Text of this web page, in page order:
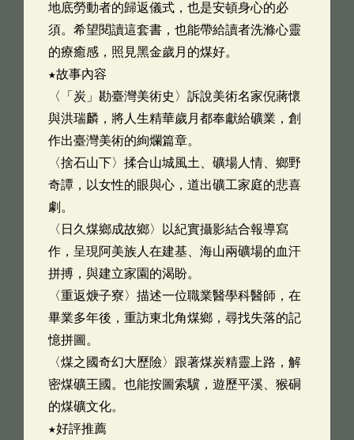
地底勞動者的歸返儀式，也是安頓身心的必
須。希望閱讀這套書，也能帶給讀者洗滌心靈
的療癒感，照見黑金歲月的煤好。
★故事內容
〈「炭」勘臺灣美術史〉訴說美術名家倪蔣懷
與洪瑞麟，將人生精華歲月都奉獻給礦業，創
作出臺灣美術的絢爛篇章。
〈捨石山下〉揉合山城風土、礦場人情、鄉野
奇譚，以女性的眼與心，道出礦工家庭的悲喜
劇。
〈日久煤鄉成故鄉〉以紀實攝影結合報導寫
作，呈現阿美族人在建基、海山兩礦場的血汗
拼搏，與建立家園的渴盼。
〈重返焿子寮〉描述一位職業醫學科醫師，在
畢業多年後，重訪東北角煤鄉，尋找失落的記
憶拼圖。
〈煤之國奇幻大歷險〉跟著煤炭精靈上路，解
密煤礦王國。也能按圖索驥，遊歷平溪、猴硐
的煤礦文化。
★好評推薦